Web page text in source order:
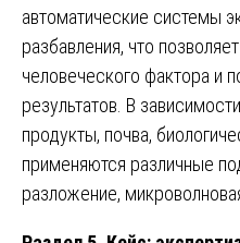
автоматические системы
разбавления, что
человеческого фактора и
результатов. В
продукты, почва,
применяются различные
разложение,